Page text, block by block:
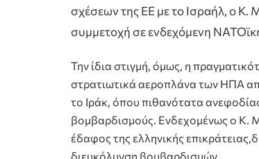
σχέσεων της ΕΕ με το Ισραήλ, ο Κ.
συμμετοχή σε ενδεχόμενη
Την ίδια στιγμή, όμως, η
στρατιωτικά αεροπλάνα των ΗΠΑ
το Ιράκ, όπου πιθανότατα
βομβαρδισμούς. Ενδεχομένως ο Κ.
έδαφος της ελληνικής
διευκόλυνση βομβαρδισμών.